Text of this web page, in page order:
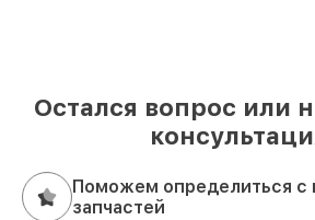
Остался вопрос или
Поможем определиться с
запчастей